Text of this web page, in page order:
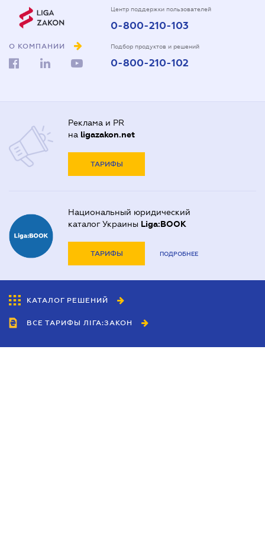
О КОМПАНИИ
Центр поддержки пользователей
0-800-210-103
Подбор продуктов и решений
0-800-210-102
Реклама и PR
на ligazakon.net
ТАРИФЫ
Национальный юридический
каталог Украины Liga:BOOK
ТАРИФЫ ПОДРОБНЕЕ
КАТАЛОГ РЕШЕНИЙ
ВСЕ ТАРИФЫ ЛІГА:ЗАКОН